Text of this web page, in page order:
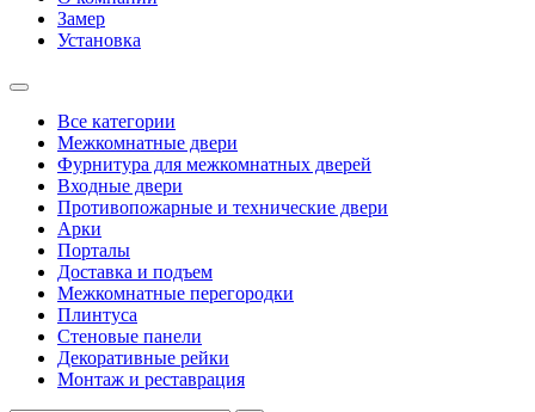
Замер
Установка
Все категории
Межкомнатные двери
Фурнитура для межкомнатных дверей
Входные двери
Противопожарные и технические двери
Арки
Порталы
Доставка и подъем
Межкомнатные перегородки
Плинтуса
Стеновые панели
Декоративные рейки
Монтаж и реставрация